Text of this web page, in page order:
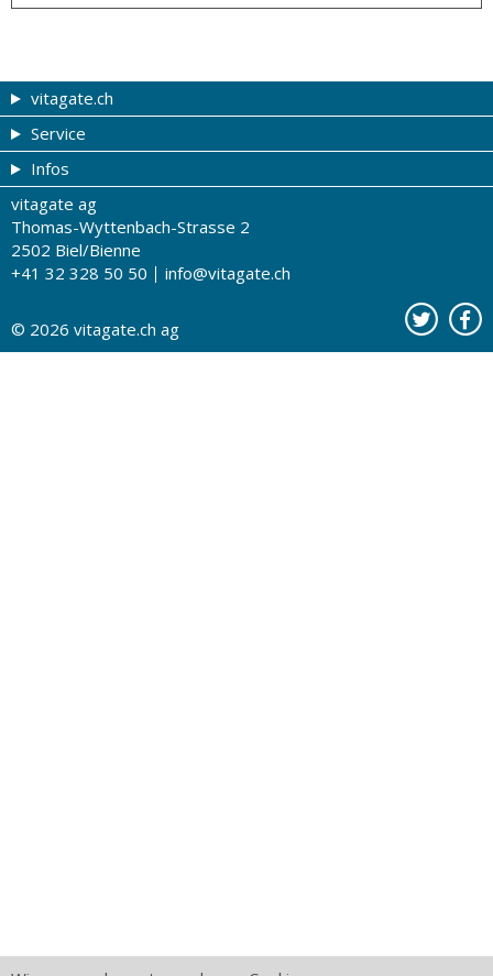
vitagate.ch
Gesund & schön
Themen von A-Z
Therapien von A-Z
Gesundheit zum Hören
Gesundheitstests
Service
Gutscheine
Drogistenstern
Drogeriesuche
Partner-Drogerien
Kontakt
Infos
Impressum
Über uns
Nutzungsbestimmungen
Werbung auf vitagate.ch
vitagate ag
Thomas-Wyttenbach-Strasse 2
2502 Biel/Bienne
+41 32 328 50 50
info@vitagate.ch
© 2026 vitagate.ch ag